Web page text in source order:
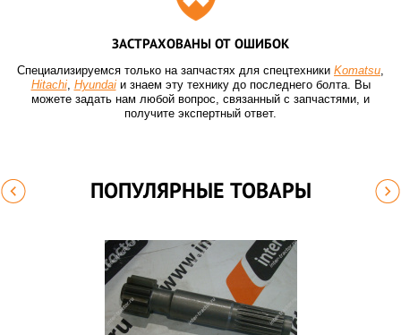
ЗАСТРАХОВАНЫ ОТ ОШИБОК
Специализируемся только на запчастях для спецтехники Komatsu,
Hitachi, Hyundaiи знаем эту технику до последнего болта. Вы
можете задать нам любой вопрос, связанный с запчастями, и
получите экспертный ответ.
ПОПУЛЯРНЫЕ ТОВАРЫ